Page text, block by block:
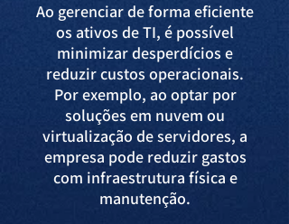
Ao gerenciar de forma eficiente
os ativos de TI, é possível
minimizar desperdícios e
reduzir custos operacionais.
Por exemplo, ao optar por
soluções em nuvem ou
virtualização de servidores, a
empresa pode reduzir gastos
com infraestrutura física e
manutenção.